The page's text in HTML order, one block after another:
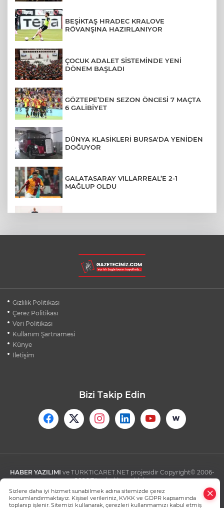
BEŞİKTAŞ HRADEC KRALOVE
RÖVANŞINA HAZIRLANIYOR
ÇOCUK ADALET SİSTEMİNDE YENİ
DÖNEM BAŞLADI
GÖZTEPE’DEN SEZON ÖNCESİ 7 MAÇTA
6 GALİBİYET
DÜNYA KLASİKLERİ BURSA'DA YENİDEN
DOĞUYOR
GALATASARAY VILLARREAL’E 2-1
MAĞLUP OLDU
RİZE'DE BÖYLE PİKNİK HERKESE NASİP
OLMAZ
OSMANGAZİ'DE ÇOCUKLAR TATİLİ
Gizlilik Politikası
Çerez Politikası
Veri Politikası
Kullanım Şartnamesi
Künye
İletişim
Bizi Takip Edin
HABER YAZILIMI ve TURKTICARET.NET projesidir Copyright© 2006-
2026 Tüm hakları saklıdır.
Sizlere daha iyi hizmet sunabilmek adına sitemizde çerez
konumlandırmaktayız. Kişisel verileriniz, KVKK ve GDPR kapsamında
toplanıp işlenir. Sitemizi kullanarak, çerezleri kullanmamızı kabul etmiş